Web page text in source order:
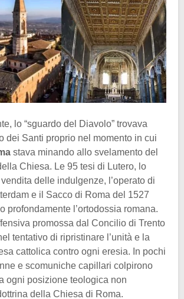
lo “sguardo del Diavolo” trovava
dei Santi proprio nel momento in cui
stava minando allo svelamento del
Chiesa. Le 95 tesi di Lutero, lo
delle indulgenze, l’operato di
e il Sacco di Roma del 1527
profondamente l’ortodossia romana.
promossa dal Concilio di Trento
tentativo di ripristinare l’unità e la
cattolica contro ogni eresia. In pochi
e scomuniche capillari colpirono
ogni posizione teologica non
della Chiesa di Roma.